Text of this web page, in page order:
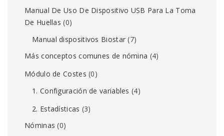
Manual De Uso De Dispositivo USB Para La Toma
De Huellas (0)
Manual dispositivos Biostar (7)
Más conceptos comunes de nómina (4)
Módulo de Costes (0)
1. Configuración de variables (4)
2. Estadísticas (3)
Nóminas (0)